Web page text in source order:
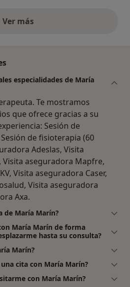
Ver másopiniones anteriores
especialidades de María
Te mostramos
que ofrece gracias a su
Sesión de
de fisioterapia (60
Adeslas, Visita
Visita aseguradora Mapfre,
Visita aseguradora Caser,
Visita aseguradora
Axa.
de María Marín?
María Marín de forma
hasta su consulta?
Marín?
cita con María Marín?
con María Marín?